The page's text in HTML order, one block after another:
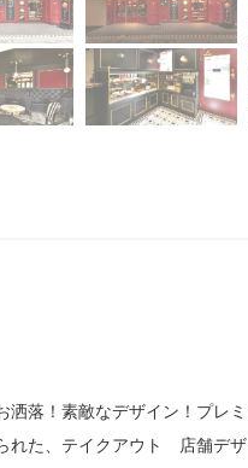
落！素敵なデザイン！プレ
れた、テイクアウト 店舗デザ